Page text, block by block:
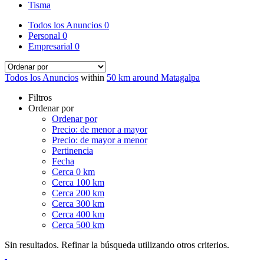
Tisma
Todos los Anuncios 0
Personal 0
Empresarial 0
Todos los Anuncios within 50 km around Matagalpa
Filtros
Ordenar por
Ordenar por
Precio: de menor a mayor
Precio: de mayor a menor
Pertinencia
Fecha
Cerca 0 km
Cerca 100 km
Cerca 200 km
Cerca 300 km
Cerca 400 km
Cerca 500 km
Sin resultados. Refinar la búsqueda utilizando otros criterios.